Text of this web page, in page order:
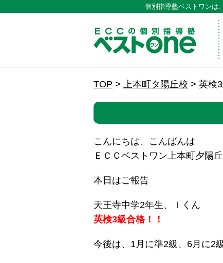
個別指導塾ベストワンは
ECC
TOP > 上本町タ陽丘校 > 英検
こんにちは、こんばんは
ＥＣＣベストワン上本町夕陽
本日はご報告
天王寺中学2年生、Ｉくん
英検3級合格！！
今後は、1月に準2級、6月に2